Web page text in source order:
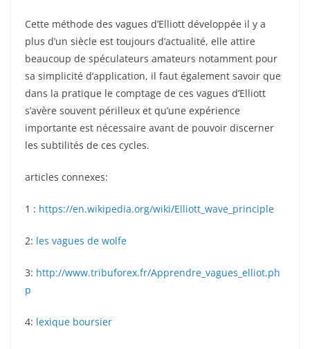
Cette méthode des vagues d’Elliott développée il y a
plus d’un siècle est toujours d’actualité, elle attire
beaucoup de spéculateurs amateurs notamment pour
sa simplicité d’application, il faut également savoir que
dans la pratique le comptage de ces vagues d’Elliott
s’avère souvent périlleux et qu’une expérience
importante est nécessaire avant de pouvoir discerner
les subtilités de ces cycles.
articles connexes:
1 : https://en.wikipedia.org/wiki/Elliott_wave_principle
2: les vagues de wolfe
3: http://www.tribuforex.fr/Apprendre_vagues_elliot.ph
p
4: lexique boursier